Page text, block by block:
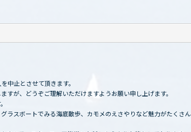
中止とさせて頂きます。
が、どうぞご理解いただけますようお願い申し上げます。
ラスボートでみる海底散歩、カモメのえさやりなど魅力がたくさん